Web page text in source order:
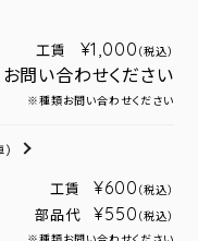
工賃 ¥1,000 （税込）
お問い合わせください
※種類お問い合わせください
工賃 ¥600 （税込）
部品代 ¥550 （税込）